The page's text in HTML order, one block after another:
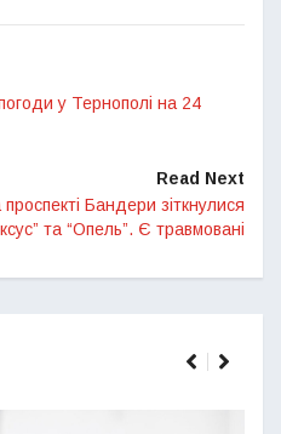
у Тернополі на 24
Read Next
Бандери зіткнулися
та “Опель”. Є травмовані